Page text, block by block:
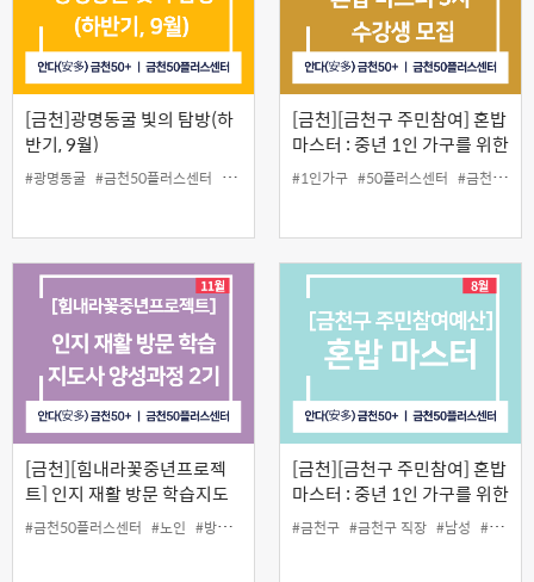
[금천]광명동굴 빛의 탐방(하
반기, 9월)
#광명동굴 #금천50플러스센터 #동굴 #야외수업 #원데이스쿨 #인생설계
[금천][금천구 주민참여] 혼밥
마스터 : 중년 1인 가구를 위한
손쉬운 요리 3차
#1인가구 #50플러스센터 #금천구
[금천][힘내라꽃중년프로젝
트] 인지 재활 방문 학습지도
사 양성과정 2기
#금천50플러스센터 #노인 #방문학습지도사 #인지 #일활동
[금천][금천구 주민참여] 혼밥
마스터 : 중년 1인 가구를 위한
손쉬운 요리
#금천구 #금천구 직장 #남성 #요리교실